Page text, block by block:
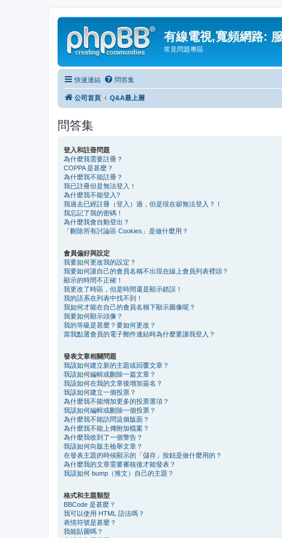
有線電視,寬頻網路:
常見問題專區
快速連結 問答集
公司首頁 Q&A最上層
問答集
登入和註冊問題
為什麼我需要註冊？
COPPA 是甚麼？
為什麼我不能註冊？
我已註冊但是無法登入！
為什麼我不能登入?
我過去已經註冊（登入）過，但是現在卻無法登入？！
我忘記了我的密碼！
為什麼我會自動登出？
「刪除所有討論區 Cookies」是做什麼用？
會員偏好與設定
我要如何更改我的設定？
我要如何讓自己的會員名稱不出現在線上會員列表裡頭？
顯示的時間不正確！
我更改了時區，但是時間還是顯示錯誤！
我的語系在列表中找不到！
我如何才能在自己的會員名稱下顯示圖像呢？
我要如何顯示頭像？
我的等級是甚麼？要如何更改？
當我點選會員的電子郵件連結時為什麼要讓我登入？
發表文章相關問題
我該如何建立新的主題或回覆文章？
我該如何編輯或刪除一篇文章？
我該如何在我的文章後增加簽名？
我該如何建立一個投票？
為什麼我不能增加更多的投票選項？
我該如何編輯或刪除一個投票？
為什麼我不能訪問這個版面？
為什麼我不能上傳附加檔案？
為什麼我收到了一個警告？
我該如何向版主檢舉文章？
在發表主題的時候顯示的「儲存」按鈕是做什麼用的？
為什麼我的文章需要審核後才能發表？
我該如何 bump（推文）自己的主題？
格式和主題類型
BBCode 是甚麼？
我可以使用 HTML 語法嗎？
表情符號是甚麼？
我能貼圖嗎？